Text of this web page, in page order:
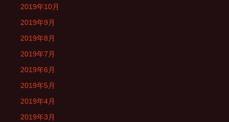
2019年10月
2019年9月
2019年8月
2019年7月
2019年6月
2019年5月
2019年4月
2019年3月